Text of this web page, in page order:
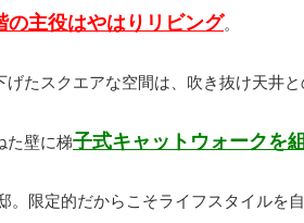
の主役はやはりリビング。
げたスクエアな空間は、吹き抜け天井
た壁に梯子式キャットウォークを
。限定的だからこそライフスタイルを